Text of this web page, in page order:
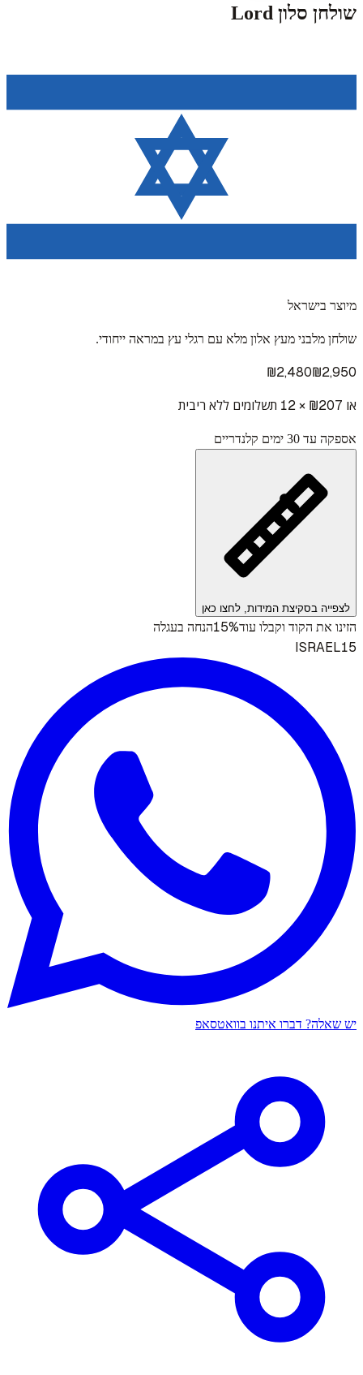
שולחן סלון Lord
מיוצר בישראל
שולחן מלבני מעץ אלון מלא עם רגלי עץ במראה ייחודי.
₪2,480₪2,950
או ₪ 207 × 12 תשלומים ללא ריבית
אספקה עד 30 ימים קלנדריים
לצפייה בסקיצת המידות, לחצו כאן
הזינו את הקוד וקבלו עוד15%הנחה בעגלה
ISRAEL15
יש שאלה? דברו איתנו בוואטסאפ